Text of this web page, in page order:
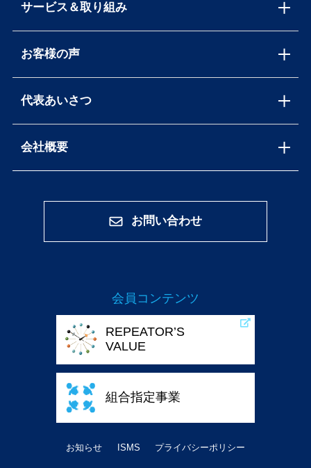
サービス＆取り組み
お客様の声
代表あいさつ
会社概要
お問い合わせ
会員コンテンツ
REPEATOR’S
VALUE
組合指定事業
お知らせ ISMS プライバシーポリシー